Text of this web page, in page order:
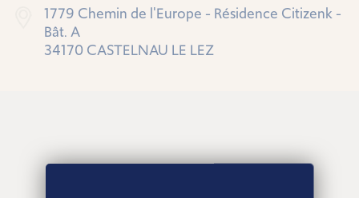
1779 Chemin de l'Europe - Résidence Citizenk -
Bât. A
34170 CASTELNAU LE LEZ